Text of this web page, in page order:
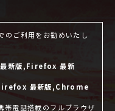
のご利用をお勧めいたし
新版,Firefox 最新
最新版,Chrome
帯電話搭載のフルブラウザ